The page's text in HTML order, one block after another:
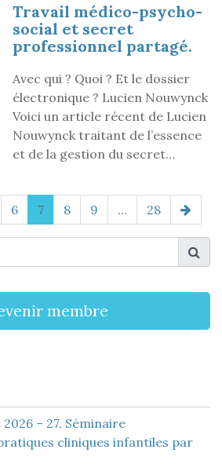
Travail médico-psycho-
social et secret
professionnel partagé.
Avec qui ? Quoi ? Et le dossier
électronique ? Lucien Nouwynck
Voici un article récent de Lucien
Nouwynck traitant de l’essence
et de la gestion du secret…
6 7 8 9 … 28
membre
– 27. Séminaire
cliniques infantiles par